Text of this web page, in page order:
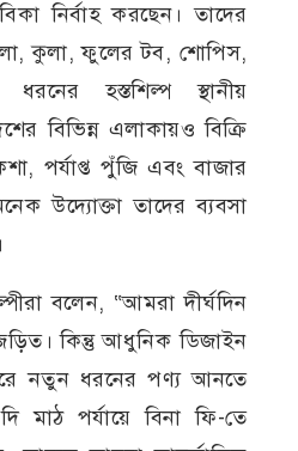
নির্বাহ করছেন। তাদের
কুলা, ফুলের টব, শোপিস,
হস্তশিল্প স্থানীয়
বিভিন্ন এলাকায়ও বিক্রি
পর্যাপ্ত পুঁজি এবং বাজার
উদ্যোক্তা তাদের ব্যবসা
বলেন, “আমরা দীর্ঘদিন
কিন্তু আধুনিক ডিজাইন
নতুন ধরনের পণ্য আনতে
মাঠ পর্যায়ে বিনা ফি-তে